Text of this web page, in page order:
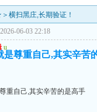
横扫黑庄,长期验证！
06-03 22:18
u
是尊重自己,其实辛苦
重自己,其实辛苦的是高手